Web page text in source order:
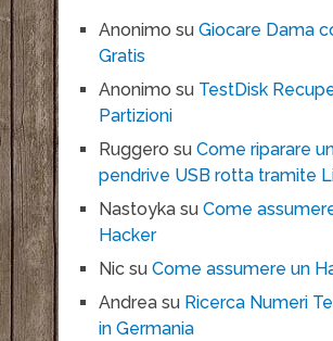
Anonimo su Giocare Dama
Gratis
Anonimo su TestDisk
Partizioni
Ruggero su Come riparare
pendrive USB rotta tramite
Nastoykasu Come
Hacker
Nicsu Come assumere un
Andreasu Ricerca Numeri
in Germania